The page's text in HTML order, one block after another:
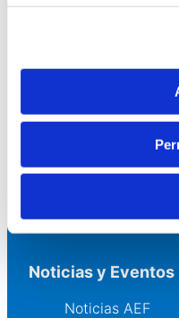
Servicios
Formación y
Convocatoria
Grupos AEF
Fundaciones
Fundaciones
Noticias y Eventos
Noticias AEF